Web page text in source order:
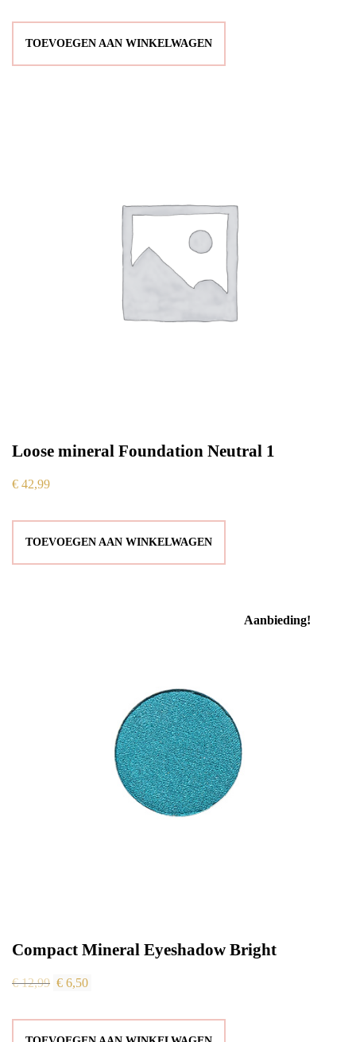
TOEVOEGEN AAN WINKELWAGEN
Loose mineral Foundation Neutral 1
€ 42,99
TOEVOEGEN AAN WINKELWAGEN
Aanbieding!
Compact Mineral Eyeshadow Bright
€12,99 Oorspronkelijke
€ 6,50